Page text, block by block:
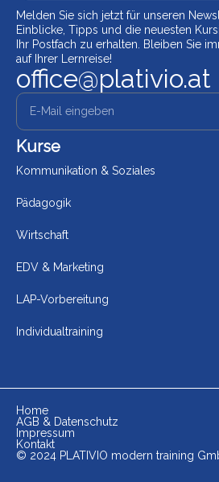
Melden Sie sich jetzt für unseren
Einblicke, Tipps und die neuesten
Ihr Postfach zu erhalten. Bleiben Sie
auf Ihrer Lernreise!
office@plativio.at
Kurse
Kommunikation & Soziales
Pädagogik
Wirtschaft
EDV & Marketing
LAP-Vorbereitung
Individualtraining
Home
AGB & Datenschutz
Impressum
Kontakt
© 2024 PLATIVIO modern training